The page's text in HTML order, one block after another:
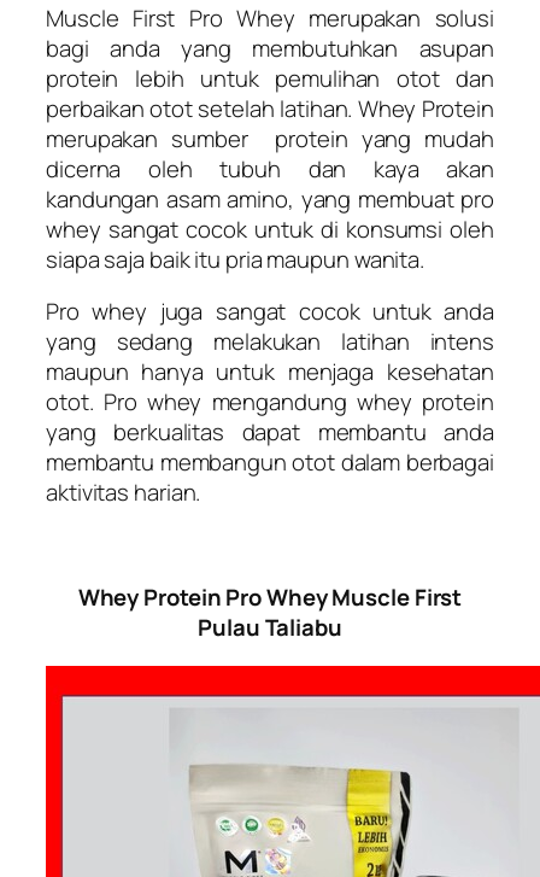
Muscle First Pro Whey merupakan solusi
bagi anda yang membutuhkan asupan
protein lebih untuk pemulihan otot dan
perbaikan otot setelah latihan. Whey Protein
merupakan sumber protein yang mudah
dicerna oleh tubuh dan kaya akan
kandungan asam amino, yang membuat pro
whey sangat cocok untuk di konsumsi oleh
siapa saja baik itu pria maupun wanita.
Pro whey juga sangat cocok untuk anda
yang sedang melakukan latihan intens
maupun hanya untuk menjaga kesehatan
otot. Pro whey mengandung whey protein
yang berkualitas dapat membantu anda
membantu membangun otot dalam berbagai
aktivitas harian.
Whey Protein Pro Whey Muscle First
Pulau Taliabu